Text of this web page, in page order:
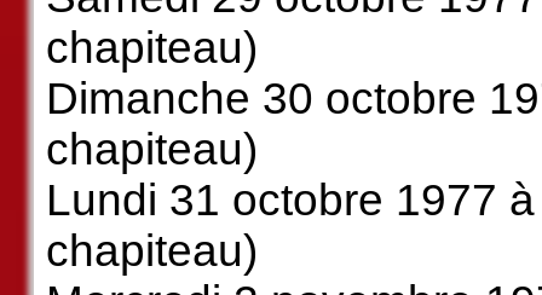
chapiteau)
Dimanche 30 octobre
chapiteau)
Lundi 31 octobre 1977
chapiteau)